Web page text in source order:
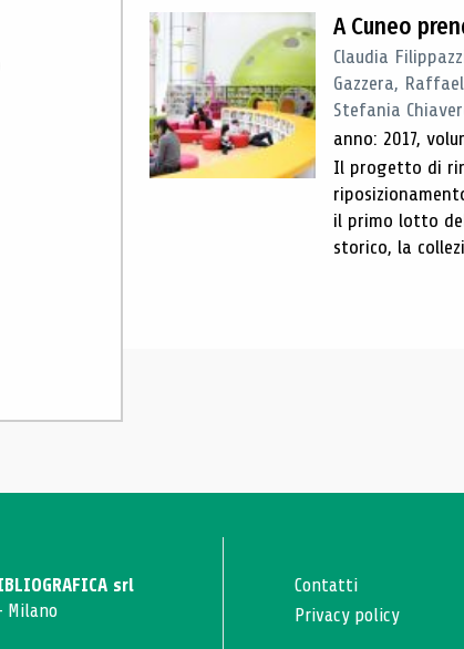
A Cuneo
Claudia
Gazzera,
Stefania
anno: 2017,
Il progetto di
il primo lotto
storico, la
srl
Milano
Contatti
Privacy policy